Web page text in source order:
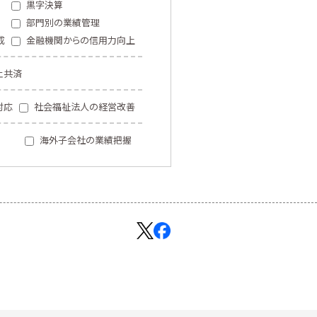
黒字決算
部門別の業績管理
金融機関からの信用力向上
共済
応 社会福祉法人の経営改善
海外子会社の業績把握